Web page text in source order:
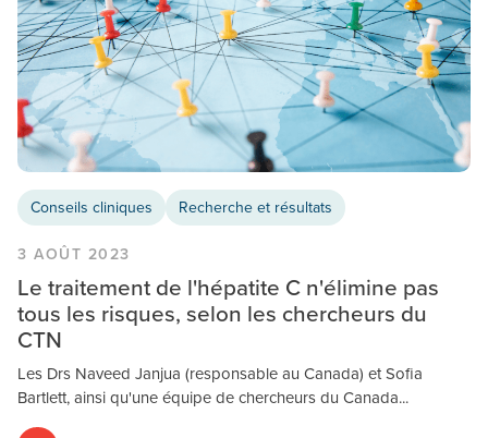
Conseils cliniques Recherche et résultats
3 AOÛT 2023
Le traitement de l'hépatite C n'élimine pas
tous les risques, selon les chercheurs du
CTN
Les Drs Naveed Janjua (responsable au Canada) et Sofia
Bartlett, ainsi qu'une équipe de chercheurs du Canada...